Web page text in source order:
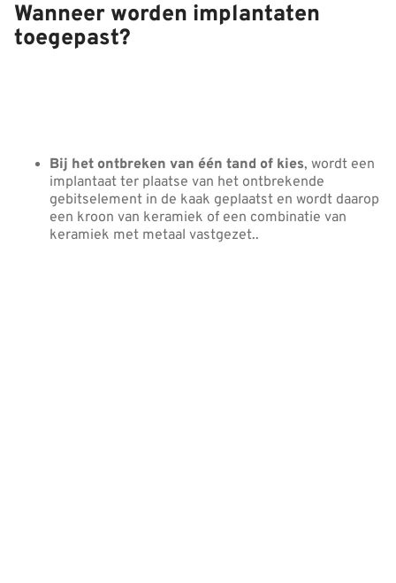
Wanneer worden implantaten
toegepast?
Bij het ontbreken van één tand of kies, wordt een
implantaat ter plaatse van het ontbrekende
gebitselement in de kaak geplaatst en wordt daarop
een kroon van keramiek of een combinatie van
keramiek met metaal vastgezet..